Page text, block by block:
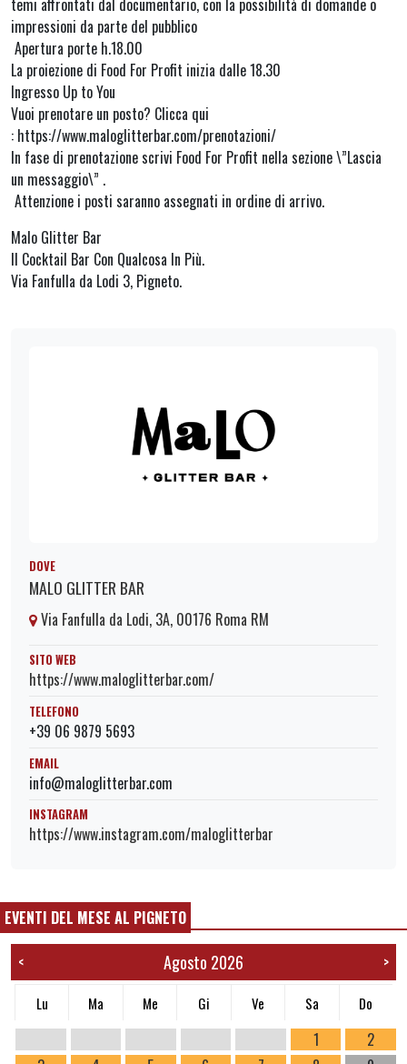
impressioni da parte del pubblico
Apertura porte h.18.00
La proiezione di Food For Profit inizia dalle 18.30
Ingresso Up to You
Vuoi prenotare un posto? Clicca qui
: https://www.maloglitterbar.com/prenotazioni/
In fase di prenotazione scrivi Food For Profit nella sezione \”Lascia
un messaggio\” .
Attenzione i posti saranno assegnati in ordine di arrivo.
Malo Glitter Bar
Il Cocktail Bar Con Qualcosa In Più.
Via Fanfulla da Lodi 3, Pigneto.
DOVE
MALO GLITTER BAR
Via Fanfulla da Lodi, 3A, 00176 Roma RM
SITO WEB
https://www.maloglitterbar.com/
TELEFONO
+39 06 9879 5693
EMAIL
info@maloglitterbar.com
INSTAGRAM
https://www.instagram.com/maloglitterbar
EVENTI DEL MESE AL PIGNETO
< Agosto 2026 >
Lu Ma Me Gi Ve Sa Do
1
2